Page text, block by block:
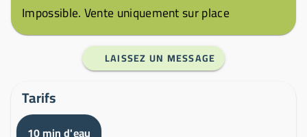
Impossible. Vente uniquement sur place
LAISSEZ UN MESSAGE
Tarifs
10 min d'eau